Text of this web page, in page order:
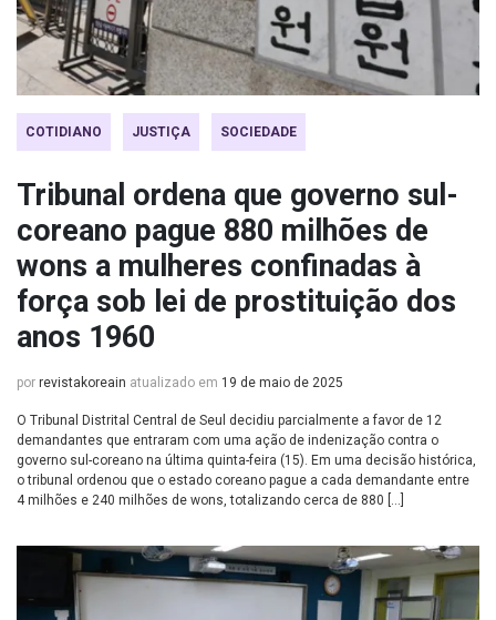
COTIDIANO JUSTIÇA SOCIEDADE
Tribunal ordena que governo sul-
coreano pague 880 milhões de
wons a mulheres confinadas à
força sob lei de prostituição dos
anos 1960
por revistakoreain atualizado em 19 de maio de 2025
O Tribunal Distrital Central de Seul decidiu parcialmente a favor de 12
demandantes que entraram com uma ação de indenização contra o
governo sul-coreano na última quinta-feira (15). Em uma decisão histórica,
o tribunal ordenou que o estado coreano pague a cada demandante entre
4 milhões e 240 milhões de wons, totalizando cerca de 880 […]